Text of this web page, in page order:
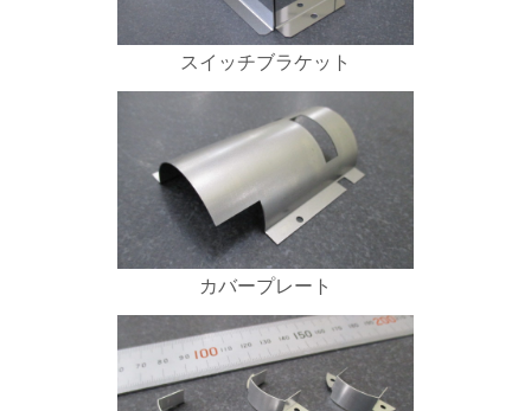
スイッチブラケット
カバープレート